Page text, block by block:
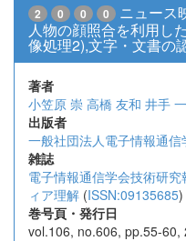
2 0 0 0
ニュース
人物の顔照合を利用し
像処理2),文字・文書の
著者
小笠原 崇 高橋 友和 井手
出版者
一般社団法人電子情報通信
雑誌
電子情報通信学会技術研
ィア理解 (ISSN:09135685)
巻号頁・発行日
vol.106, no.606, pp.55-60,